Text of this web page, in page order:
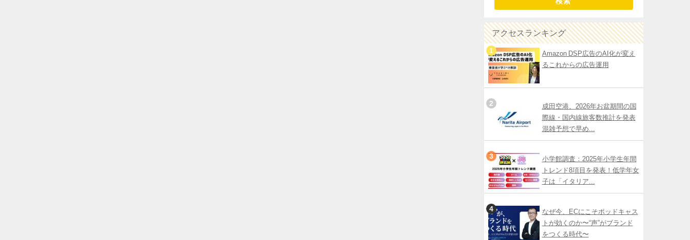
アクセスランキング
Amazon DSP広告のAI化が変え
るこれからの広告運用
成田空港、2026年お盆期間の国
際線・国内線旅客数推計を発表
混雑予想で早め...
小学館調査：2025年小学生年間
トレンド8項目を発表！低学年女
子は「イタリア...
なぜ今、ECにこそポッドキャス
トが効くのか〜“声”がブランド
をつくる時代〜